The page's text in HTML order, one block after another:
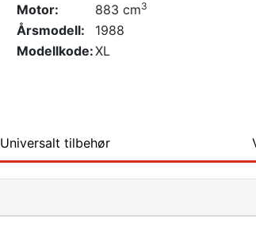
Motor:
883 cm3
Årsmodell:
1988
Modellkode:XL
Universalt tilbehør